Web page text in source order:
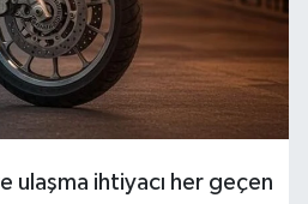
ulaşma ihtiyacı her geçen